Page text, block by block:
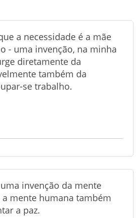
a necessidade é a mãe
- uma invenção, na minha
diretamente da
também da
se trabalho.
invenção da mente
a mente humana também
a paz.